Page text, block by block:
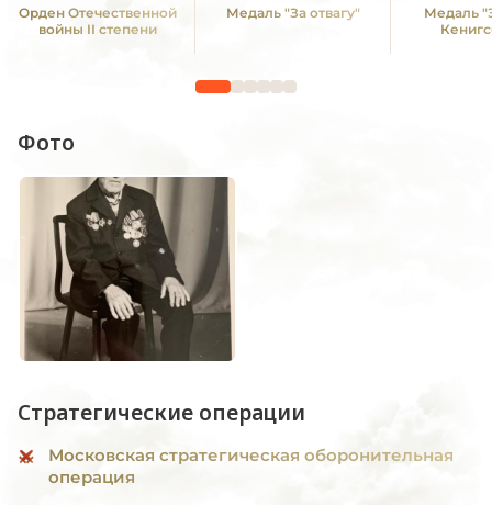
Орден Отечественной
войны II степени
Медаль "За отвагу"
Медаль
Фото
Стратегические операции
Московская стратегическая оборонительная
операция